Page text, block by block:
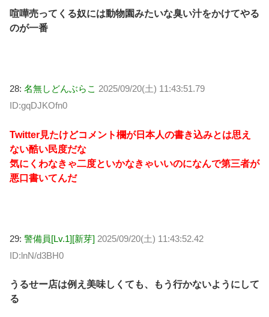
喧嘩売ってくる奴には動物園みたいな臭い汁をかけてやる
のが一番
28: 名無しどんぶらこ 2025/09/20(土) 11:43:51.79
ID:gqDJKOfn0
Twitter見たけどコメント欄が日本人の書き込みとは思え
ない酷い民度だな
気にくわなきゃ二度といかなきゃいいのになんで第三者が
悪口書いてんだ
29: 警備員[Lv.1][新芽] 2025/09/20(土) 11:43:52.42
ID:lnN/d3BH0
うるせー店は例え美味しくても、もう行かないようにして
る